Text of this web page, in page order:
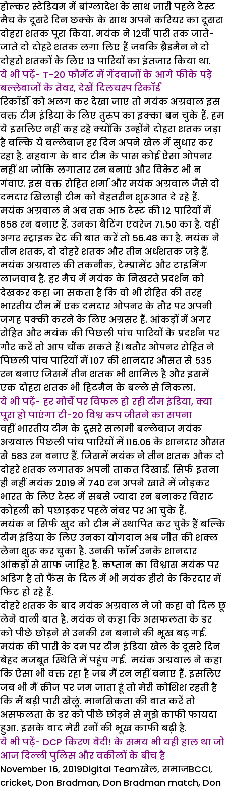
होल्कर स्टेडियम में बांग्लादेश के साथ जारी पहले टेस्ट
मैच के दूसरे दिन छक्के के साथ अपने करियर का दूसरा
दोहरा शतक पूरा किया. मयंक ने 12वीं पारी तक जाते-
जाते दो दोहरे शतक लगा लिए हैं जबकि ब्रैडमैन ने दो
दोहरो शतकों के लिए 13 पारियों का इंतजार किया था.
ये भी पढ़ें- T-20 फौर्मेट में गेंदबाजों के आगे फीके पड़े
बल्लेबाजों के तेवर, देखें दिलचस्प रिकॉर्ड
रिकॉर्डों को अलग कर देखा जाए तो मयंक अग्रवाल इस
वक्त टीम इंडिया के लिए तुरुप का इक्का बन चुके हैं. हम
ये इसलिए नहीं कह रहे क्योंकि उन्होंने दोहरा शतक जड़ा
है बल्कि ये बल्लेबाज हर दिन अपने खेल में सुधार कर
रहा है. सहवाग के बाद टीम के पास कोई ऐसा ओपनर
नहीं था जोकि लगातार रन बनाएं और विकेट भी न
गंवाए. इस वक्त रोहित शर्मा और मयंक अग्रवाल जैसे दो
दमदार खिलाड़ी टीम को बेहतरीन शुरूआत दे रहे हैं.
मयंक अग्रवाल ने अब तक आठ टेस्ट की 12 पारियों में
858 रन बनाए हैं. उनका बैटिंग एवरेज 71.50 का है. वहीं
अगर स्ट्राइक रेट की बात करें तो 56.48 का है. मयंक ने
तीन शतक, दो दोहरे शतक और तीन अर्धशतक जड़े हैं.
मयंक अग्रवाल की तकनीक, टेम्प्रामेंट और टाइमिंग
लाजवाब है. हर मैच में मयंक के निखरते प्रदर्शन को
देखकर कहा जा सकता है कि वो भी रोहित की तरह
भारतीय टीम में एक दमदार ओपनर के तौर पर अपनी
जगह पक्की करने के लिए अग्रसर हैं. आंकड़ों में अगर
रोहित और मयंक की पिछली पांच पारियों के प्रदर्शन पर
गौर करें तो आप चौंक सकते हैं। बतौर ओपनर रोहित ने
पिछली पांच पारियों में 107 की शानदार औसत से 535
रन बनाए जिसमें तीन शतक भी शामिल है और इसमें
एक दोहरा शतक भी हिटमैन के बल्ले से निकला.
ये भी पढ़ें- हर मोर्चे पर विफल हो रही टीम इंडिया, क्या
पूरा हो पाएंगा टी-20 विश्व कप जीतने का सपना
वहीं भारतीय टीम के दूसरे सलामी बल्लेबाज मयंक
अग्रवाल पिछली पांच पारियों में 116.06 के शानदार औसत
से 583 रन बनाए हैं. जिसमें मयंक ने तीन शतक औक दो
दोहरे शतक लगातक अपनी ताकत दिखाई. सिर्फ इतना
ही नहीं मयंक 2019 में 740 रन अपने खाते में जोड़कर
भारत के लिए टेस्ट में सबसे ज्यादा रन बनाकर विराट
कोहली को पछाड़कर पहले नंबर पर आ चुके हैं.
मयंक न सिर्फ खुद को टीम में स्थापित कर चुके हैं बल्कि
टीम इंडिया के लिए उनका योगदान अब जीत की शक्ल
लेना शुरू कर चुका है. उनकी फॉर्म उनके शानदार
आंकड़ों से साफ जाहिर है. कप्तान का विश्वास मयंक पर
अडिग है तो फैंस के दिल में भी मयंक हीरो के किरदार में
फिट हो रहे हैं.
दोहरे शतक के बाद मयंक अग्रवाल ने जो कहा वो दिल छू
लेने वाली बात है. मयंक ने कहा कि असफलता के डर
को पीछे छोड़ने से उनकी रन बनाने की भूख बढ़ गई.
मयंक की पारी के दम पर टीम इंडिया खेल के दूसरे दिन
बेहद मजबूत स्थिति में पहुंच गई. मयंक अग्रवाल ने कहा
कि ऐसा भी वक्त रहा है जब मैं रन नहीं बनाए हैं. इसलिए
जब भी मैं क्रीज पर जम जाता हूं तो मेरी कोशिश रहती है
कि मैं बड़ी पारी खेलूं. मानसिकता की बात करें तो
असफलता के डर को पीछे छोड़ने से मुझे काफी फायदा
हुआ. इसके बाद मेरी रनों की भूख काफी बढ़ी है.
ये भी पढ़ें- DCP किरण बेदी! के समय भी यही हाल था जो
आज दिल्ली पुलिस और वकीलों के बीच है
Posted
on
November 16, 2019Author
Digital TeamCategories
खेल, समाजTags
BCCI,
cricket, Don Bradman, Don Bradman match, Don